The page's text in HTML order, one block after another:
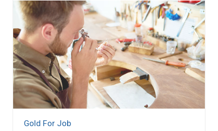
Gold For Job